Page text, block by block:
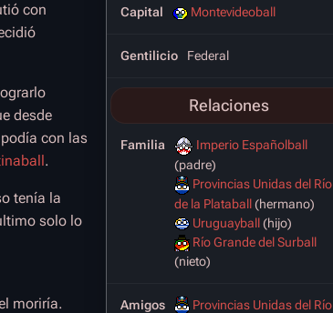
Capital Montevideoball
Gentilicio Federal
Relaciones
Familia
Imperio Españolball
(padre)
Provincias Unidas del Río
de la Plataball(hermano)
Uruguayball(hijo)
Río Grande del Surball
(nieto)
Amigos
Provincias Unidas del Río
con
desde
con las
.
tenía la
solo lo
moriría.